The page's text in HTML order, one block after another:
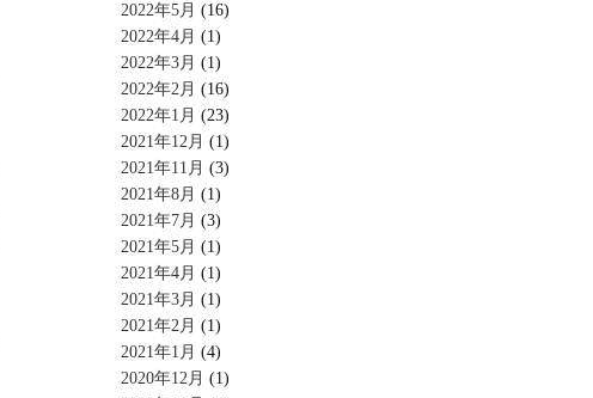
2022年5月 (16)
2022年4月 (1)
2022年3月 (1)
2022年2月 (16)
2022年1月 (23)
2021年12月 (1)
2021年11月 (3)
2021年8月 (1)
2021年7月 (3)
2021年5月 (1)
2021年4月 (1)
2021年3月 (1)
2021年2月 (1)
2021年1月 (4)
2020年12月 (1)